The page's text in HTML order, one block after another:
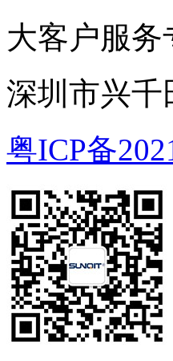
大客户服务
深圳市兴千
粤ICP备